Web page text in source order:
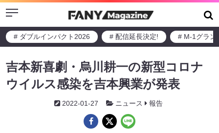
Menu
# ダブルインパクト2026 # 配信延長決定! # M-1グラン
吉本新喜劇・烏川耕一の新型コロナ
ウイルス感染を吉本興業が発表
2022-01-27 ニュース 報告